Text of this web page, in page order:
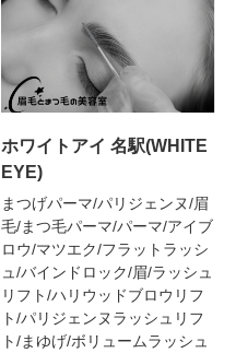
ホワイトアイ 名駅(WHITE
EYE)
まつげパーマ/パリジェンヌ/眉
毛/まつ毛パーマ/パーマ/アイブ
ロウ/マツエク/フラットラッシ
ュ/バインドロック/眉/ラッシュ
リフト/ハリウッドブロウリフ
ト/パリジェンヌラッシュリフ
ト/まゆげ/ボリュームラッシュ